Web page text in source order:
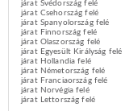
járat Svédország felé
járat Csehország felé
járat Spanyolország felé
járat Finnország felé
járat Olaszország felé
járat Egyesült Királyság felé
járat Hollandia felé
járat Németország felé
járat Franciaország felé
járat Norvégia felé
járat Lettország felé